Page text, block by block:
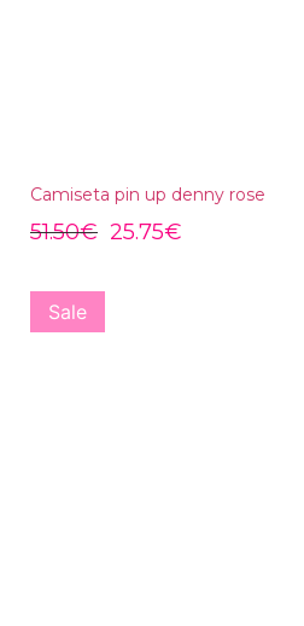
Camiseta pin up denny rose
51.50€ 25.75€
Sale